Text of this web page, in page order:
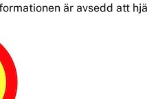
är avsedd att